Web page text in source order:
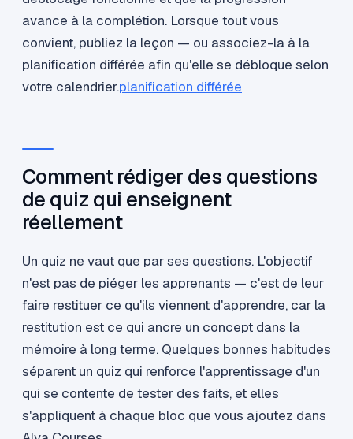
avance à la complétion. Lorsque tout vous
convient, publiez la leçon — ou associez-la à la
planification différée afin qu'elle se débloque selon
votre calendrier.planification différée
Comment rédiger des questions
de quiz qui enseignent
réellement
Un quiz ne vaut que par ses questions. L'objectif
n'est pas de piéger les apprenants — c'est de leur
faire restituer ce qu'ils viennent d'apprendre, car la
restitution est ce qui ancre un concept dans la
mémoire à long terme. Quelques bonnes habitudes
séparent un quiz qui renforce l'apprentissage d'un
qui se contente de tester des faits, et elles
s'appliquent à chaque bloc que vous ajoutez dans